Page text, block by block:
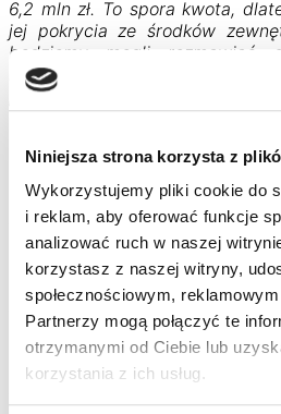
Niniejsza strona korzysta z
Wykorzystujemy pliki cookie do
i reklam, aby oferować funkcje
analizować ruch w naszej
korzystasz z naszej witryny,
społecznościowym,
Partnerzy mogą połączyć te
otrzymanymi od Ciebie lub
korzystania z ich usług.
6,2 mln zł. To spora kwota,
jej pokrycia ze środków
będziemy mogli rozmawiać
realizacji inwestycji, ale
przygotowani –
komentuje
pozostawieniem
następnie dobudowanie nowej
budynku z 15 mieszkaniami
etapem będzie
małej architektury, a także
parkingu dla 15
mieszkańców budynku, w
osób z niepełnosprawnościami.
2 mieszkania mają być
niepełnosprawnościami.